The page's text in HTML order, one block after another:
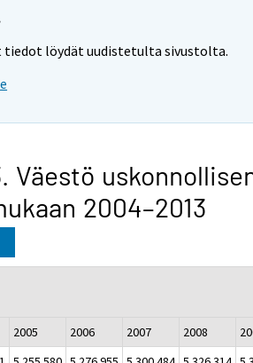
tiedot löydät uudistetulta sivustolta.
Väestö
2004–2013
2005 2006 2007 2008